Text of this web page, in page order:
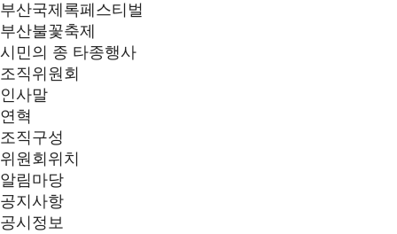
부산국제록페스티벌
부산불꽃축제
시민의 종 타종행사
조직위원회
인사말
연혁
조직구성
위원회위치
알림마당
공지사항
공시정보